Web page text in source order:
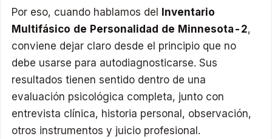
Por eso, cuando hablamos del
Inventario
Multifásico de Personalidad de Minnesota-2,
conviene dejar claro desde el principio que no
debe usarse para autodiagnosticarse. Sus
resultados tienen sentido dentro de una
evaluación psicológica completa, junto con
entrevista clínica, historia personal, observación,
otros instrumentos y juicio profesional.